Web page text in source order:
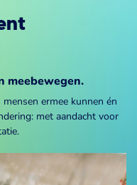
meebewegen.
ermee kunnen én
met aandacht voor